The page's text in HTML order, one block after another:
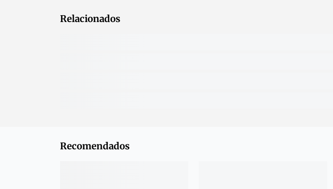
Relacionados
Recomendados